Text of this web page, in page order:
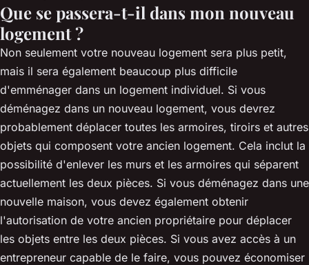
Que se passera-t-il dans mon nouveau
logement ?
Non seulement votre nouveau logement sera plus petit,
mais il sera également beaucoup plus difficile
d'emménager dans un logement individuel. Si vous
déménagez dans un nouveau logement, vous devrez
probablement déplacer toutes les armoires, tiroirs et autres
objets qui composent votre ancien logement. Cela inclut la
possibilité d'enlever les murs et les armoires qui séparent
actuellement les deux pièces. Si vous déménagez dans une
nouvelle maison, vous devez également obtenir
l'autorisation de votre ancien propriétaire pour déplacer
les objets entre les deux pièces. Si vous avez accès à un
entrepreneur capable de le faire, vous pouvez économiser